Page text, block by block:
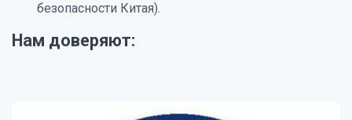
безопасности Китая).
Нам доверяют: